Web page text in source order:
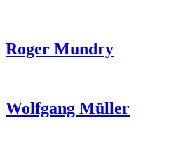
Roger Mundry
Wolfgang Müller